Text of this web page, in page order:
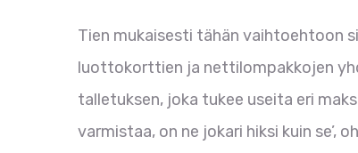
Tien mukaisesti tähän vaihtoehtoon
luottokorttien ja nettilompakkojen
talletuksen, joka tukee useita eri
varmistaa, on ne jokari hiksi kuin se’,